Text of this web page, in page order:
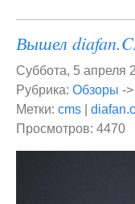
Вышел
Суббота, 5 апреля
Рубрика: Обзоры ->
Метки: cms
Просмотров: 4470